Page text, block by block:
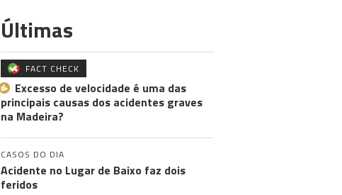
Últimas
FACT CHECK
Excesso de velocidade é uma das
principais causas dos acidentes graves
na Madeira?
CASOS DO DIA
Acidente no Lugar de Baixo faz dois
feridos